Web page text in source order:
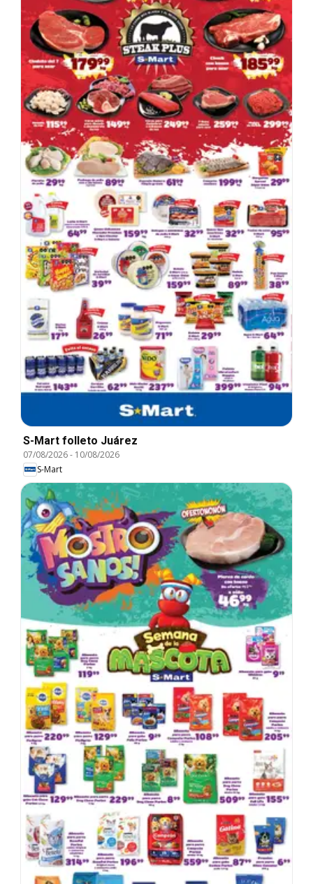
S-Mart folleto Juárez
07/08/2026- 10/08/2026
S-Mart